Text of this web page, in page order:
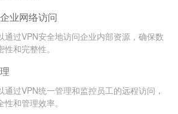
业网络访问
通过VPN安全地访问企业内部资源，确保数
性和完整性。
通过VPN统一管理和监控员工的远程访问，
性和管理效率。